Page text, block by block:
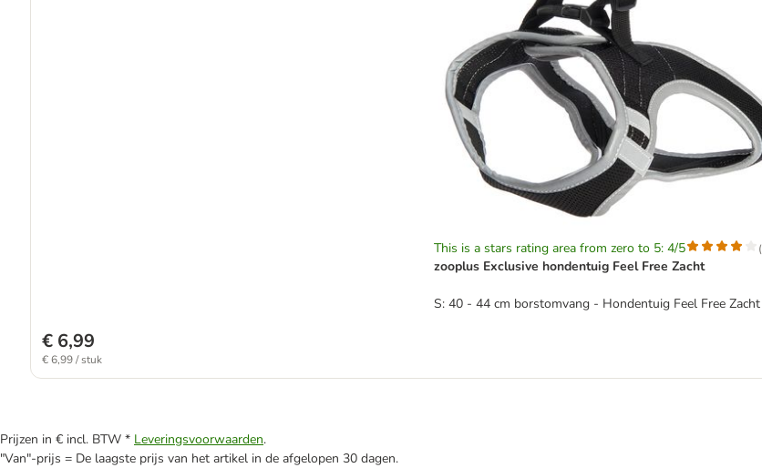
This is a stars rating area from zero to 5: 4/5 (
zooplus Exclusive hondentuig Feel Free Zacht
S: 40 - 44 cm borstomvang - Hondentuig Feel Free Zacht
€ 6,99
€ 6,99 / stuk
Prijzen in € incl. BTW * Leveringsvoorwaarden.
"Van"-prijs = De laagste prijs van het artikel in de afgelopen 30 dagen.